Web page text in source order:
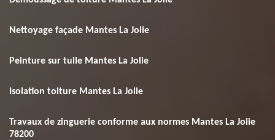
Nettoyage façade Mantes La Jolie
Peinture sur tuile Mantes La Jolie
Isolation toiture Mantes La Jolie
Travaux de zinguerie conforme aux normes Mantes La Jolie
78200